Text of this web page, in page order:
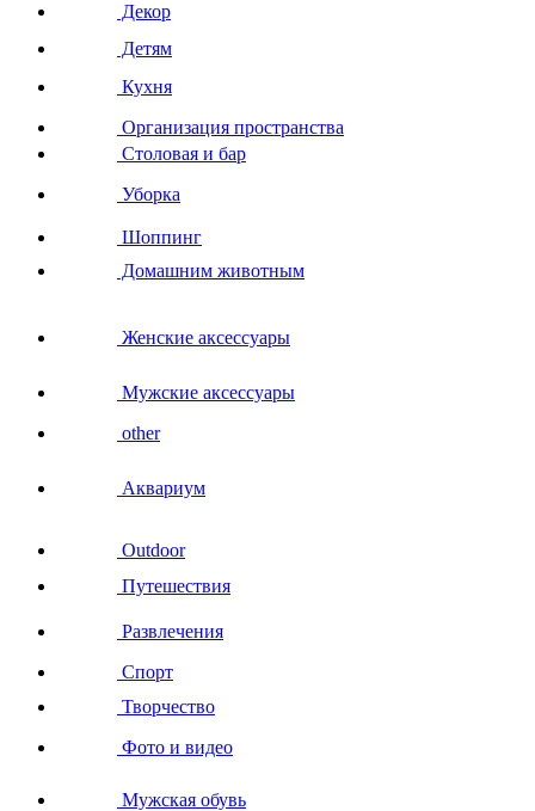
Декор
Детям
Кухня
Организация пространства
Столовая и бар
Уборка
Шоппинг
Домашним животным
Женские аксессуары
Мужские аксессуары
other
Аквариум
Outdoor
Путешествия
Развлечения
Спорт
Творчество
Фото и видео
Мужская обувь